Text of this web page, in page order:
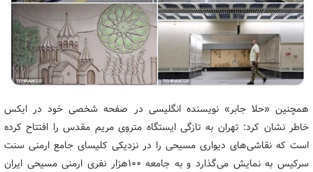
همچنین «حلا جابر» نویسنده انگلیسی در صفحه شخصی خود در ایکس
خاطر نشان کرد: تهران به تازگی ایستگاه متروی مریم مقدس را افتتاح کرده
است که نقاشی‌های دیواری مسیحی را در نزدیکی کلیسای جامع ارمنی سنت
سرکیس به نمایش می‌گذارد و به جامعه ۱۰۰هزار نفری ارمنی مسیحی ایران